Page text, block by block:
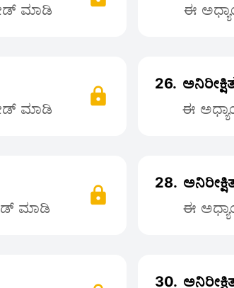
ಮಾಡಿ
ಈ
ಮಾಡಿ
26.
ಈ
ಮಾಡಿ
28.
ಈ
30.